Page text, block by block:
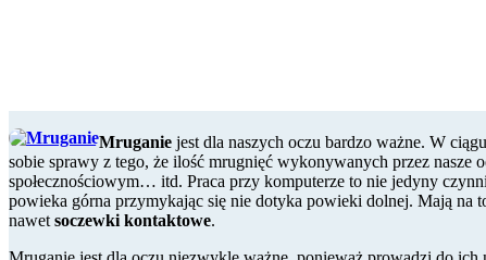
Mruganie jest dla naszych oczu bardzo ważne. W
sobie sprawy z tego, że ilość mrugnięć wykonywanych przez nasze
społecznościowym… itd. Praca przy komputerze to nie jedyny
powieka górna przymykając się nie dotyka powieki dolnej. Mają
nawet soczewki kontaktowe.